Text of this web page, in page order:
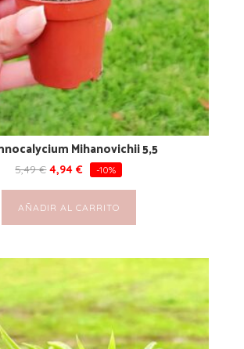
Mihanovichii 5,5
5,49€ 4,94€ -10%
AÑADIR AL CARRITO